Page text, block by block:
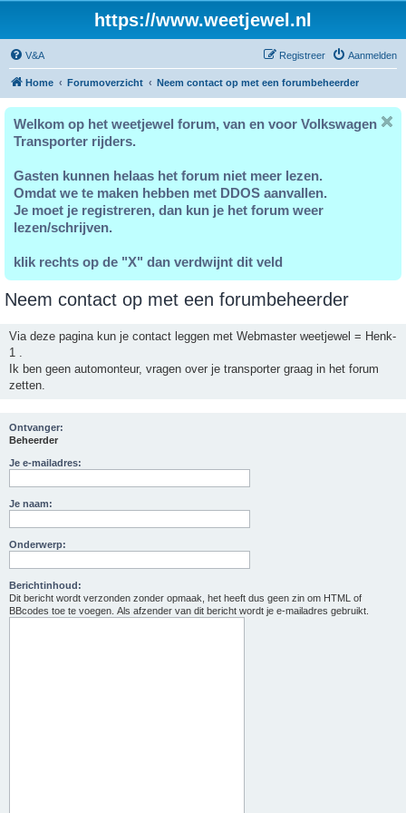
https://www.weetjewel.nl
V&A Aanmelden
Registreer
Home Forumoverzicht Neem contact op met een forumbeheerder
Welkom op het weetjewel forum, van en voor Volkswagen
Transporter rijders.
Gasten kunnen helaas het forum niet meer lezen.
Omdat we te maken hebben met DDOS aanvallen.
Je moet je registreren, dan kun je het forum weer
lezen/schrijven.
klik rechts op de "X" dan verdwijnt dit veld
Neem contact op met een forumbeheerder
Via deze pagina kun je contact leggen met Webmaster weetjewel = Henk-
1 .
Ik ben geen automonteur, vragen over je transporter graag in het forum
zetten.
Ontvanger:
Beheerder
Je e-mailadres:
Je naam:
Onderwerp:
Berichtinhoud:
Dit bericht wordt verzonden zonder opmaak, het heeft dus geen zin om HTML of
BBcodes toe te voegen. Als afzender van dit bericht wordt je e-mailadres gebruikt.